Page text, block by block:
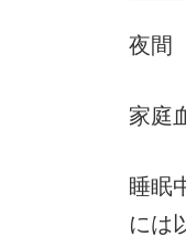
夜間
家庭
睡眠
には